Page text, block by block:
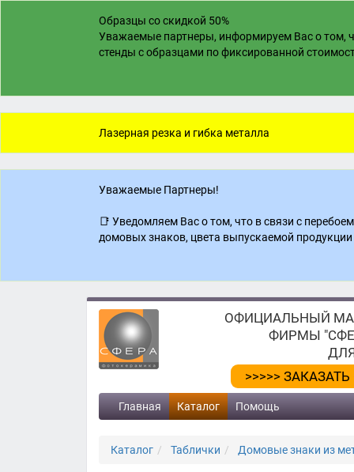
Образцы со скидкой 50%
Уважаемые партнеры, информируем Вас о том,
стенды с образцами по фиксированной
Лазерная резка и гибка металла
Уважаемые Партнеры!
📑 Уведомляем Вас о том, что в связи с
домовых знаков, цвета выпускаемой
ОФИЦИАЛЬНЫЙ
ФИРМЫ
>>>>>
Главная Каталог Помощь
Каталог Таблички Домовые знаки из